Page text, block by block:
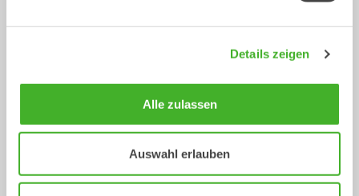
Details zeigen
Alle zulassen
Auswahl erlauben
2-33Tonnen
Bürste
2-20Tonnen